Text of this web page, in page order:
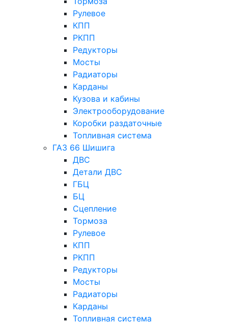
Рулевое
КПП
РКПП
Редукторы
Мосты
Радиаторы
Карданы
Кузова и кабины
Электрооборудование
Коробки раздаточные
Топливная система
ГАЗ 66 Шишига
ДВС
Детали ДВС
ГБЦ
БЦ
Сцепление
Тормоза
Рулевое
КПП
РКПП
Редукторы
Мосты
Радиаторы
Карданы
Топливная система